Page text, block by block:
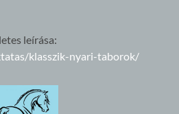
leírása:
klasszik-nyari-taborok/